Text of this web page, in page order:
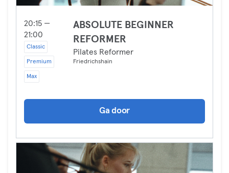
20:15 —
21:00
Classic
Premium
Max
ABSOLUTE BEGINNER
REFORMER
Pilates Reformer
Friedrichshain
Ga door